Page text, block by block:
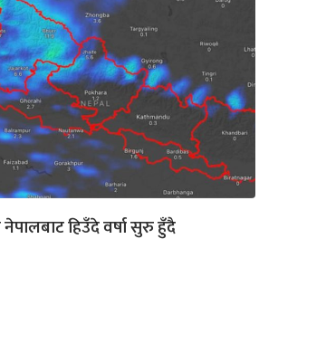
हिउँदे वर्षा सुरु हुँदै